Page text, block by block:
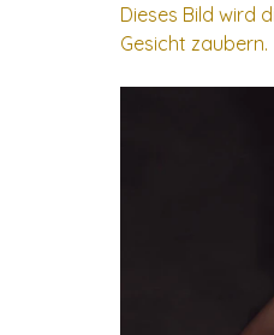
Dieses Bild wird
Gesicht zaubern.